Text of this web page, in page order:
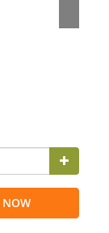
NOW